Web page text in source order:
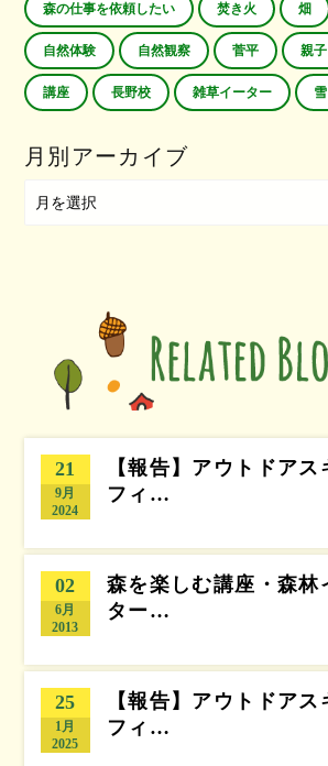
森の仕事を依頼したい 焚き火 畑
自然体験 自然観察 菅平 親子
講座 長野校 雑草イーター 雪
月別アーカイブ
21
9月
2024
【報告】アウトドア
フィ…
02
6月
2013
森を楽しむ講座・森林
ター…
25
1月
2025
【報告】アウトドア
フィ…